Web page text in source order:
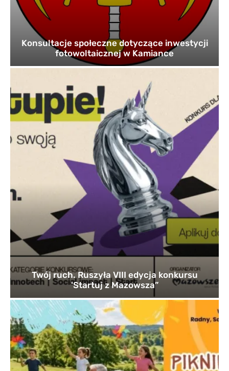
Konsultacje społeczne dotyczące inwestycji
fotowoltaicznej w Kamiance
Twój ruch. Ruszyła VIII edycja konkursu
'Startuj z Mazowsza”